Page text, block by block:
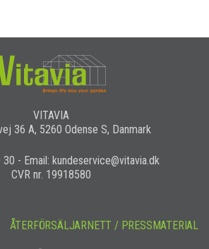
VITAVIA
36 A, 5260 Odense S, Danmark
- Email: kundeservice@vitavia.dk
CVR nr. 19918580
ÅTERFÖRSÄLJARNETT / PRESSMATERIAL